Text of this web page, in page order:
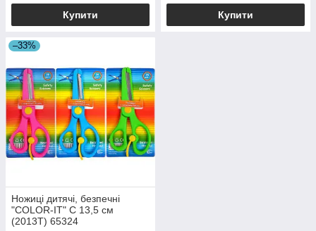
Купити Купити
–33%
Ножиці дитячі, безпечні
"COLOR-IT" С 13,5 см
(2013T) 65324